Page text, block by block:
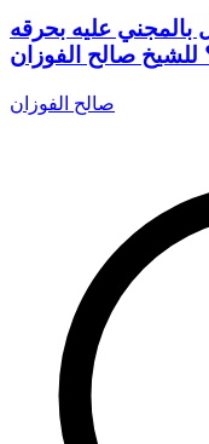
بالمجني عليه بحرقه
للشيخ صالح الفوزان
صالح الفوزان